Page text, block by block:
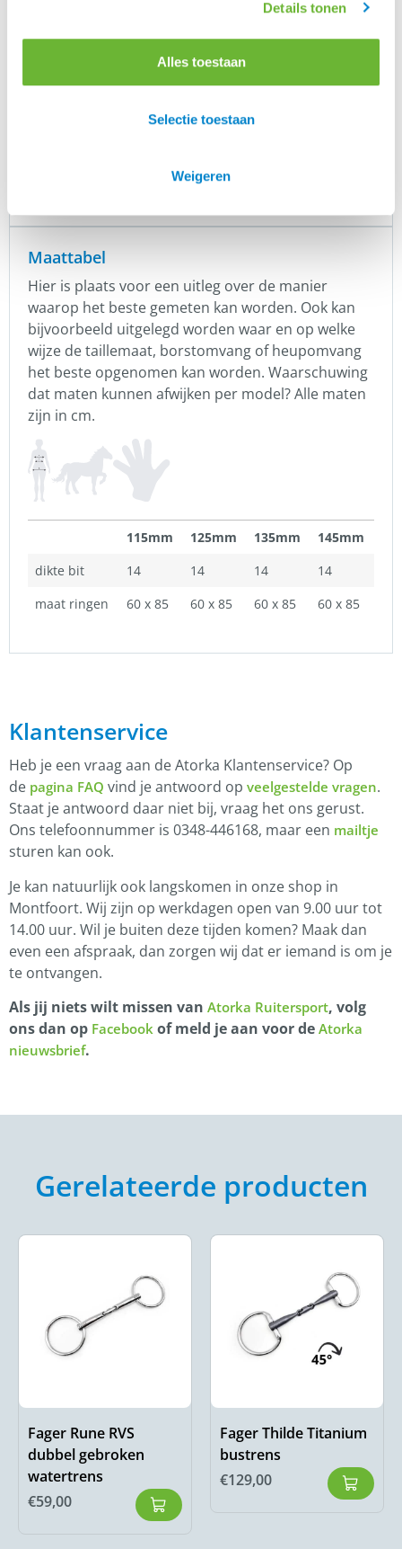
Details tonen
Alles toestaan
Selectie toestaan
Weigeren
hebben, kunnen een beoordeling schrijven.
Maattabel
Hier is plaats voor een uitleg over de manier
waarop het beste gemeten kan worden. Ook kan
bijvoorbeeld uitgelegd worden waar en op welke
wijze de taillemaat, borstomvang of heupomvang
het beste opgenomen kan worden. Waarschuwing
dat maten kunnen afwijken per model? Alle maten
zijn in cm.
115mm 125mm 135mm
145mm
dikte bit
14 14 14
14
maat ringen
60 x 85 60 x 85 60 x 85 60 x 85
Klantenservice
Heb je een vraag aan de Atorka Klantenservice? Op
de pagina FAQ vind je antwoord op veelgestelde vragen.
Staat je antwoord daar niet bij, vraag het ons gerust.
Ons telefoonnummer is 0348-446168, maar een mailtje
sturen kan ook.
Je kan natuurlijk ook langskomen in onze shop in
Montfoort. Wij zijn op werkdagen open van 9.00 uur tot
14.00 uur. Wil je buiten deze tijden komen? Maak dan
even een afspraak, dan zorgen wij dat er iemand is om je
te ontvangen.
Als jij niets wilt missen van Atorka Ruitersport, volg
ons dan op Facebook of meld je aan voor de Atorka
nieuwsbrief.
Gerelateerde producten
Fager Rune RVS
dubbel gebroken
watertrens
€59,00
Fager Thilde Titanium
bustrens
€129,00